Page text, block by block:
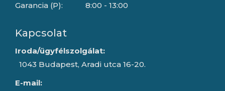
Garancia (P):
8:00 - 13:00
Kapcsolat
Iroda/ügyfélszolgálat:
1043 Budapest, Aradi utca 16-20.
E-mail: